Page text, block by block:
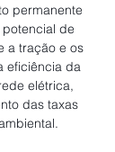
permanente
de
a tração e os
eficiência da
elétrica,
das taxas